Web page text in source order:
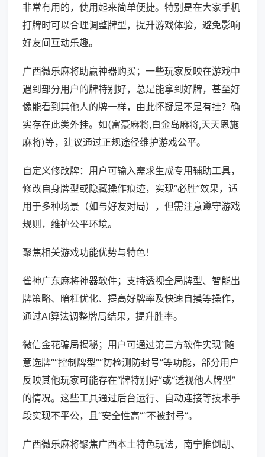
非常有用的，使用起来简单便捷。特别是在大家手机
打牌时可以合理调整牌型，提升游戏体验，避免影响
好友间互动乐趣。
广西微乐麻将助赢神器购买；一些玩家反映在游戏中
遇到部分用户的牌特别好，总是能拿到好牌，甚至好
像能看到其他人的牌一样，由此怀疑是不是有挂？确
实存在此类外挂。如(富豪麻将,白金岛麻将,天天恩施
麻将)等，建议通过正规途径维护游戏公平。
自定义修改牌：用户可输入需求生成专用辅助工具，
修改自身牌型或隐藏操作痕迹，实现“必胜”效果，适
用于多种场景（如与好友对局），但需注意遵守游戏
规则，维护公平环境。
聚焦相关游戏功能优势与特色！
雀神广东麻将神器软件；支持透视全局牌型、智能出
牌策略、暗杠优化、提高好牌率及快速自摸等操作，
通过AI算法调整牌局结果，提升胜率。
微信金花骗局揭秘；用户可通过第三方软件实现“随
意选牌”“控制牌型”“防检测防封号”等功能，部分用户
反映其他玩家可能存在“牌特别好”或“透视他人牌型”
的情况。这些工具通过后台运行、自动连接等技术手
段实现不平公，且“安全性高”“不被封号”。
广西微乐麻将聚焦广西本土特色玩法，南宁推倒胡、